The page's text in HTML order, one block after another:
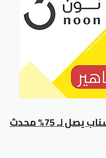
كود خصم نون مشاهير السناب يصل لـ 75% محدث